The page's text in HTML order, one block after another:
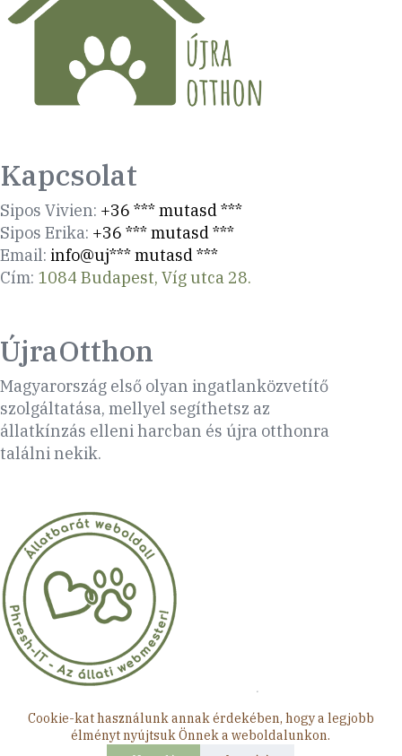
Cookie-kat használunk annak érdekében, hogy a legjobb
élményt nyújtsuk Önnek a weboldalunkon.
Kapcsolat
Sipos Vivien: +36 *** mutasd ***
Sipos Erika: +36 *** mutasd ***
Email: info@uj*** mutasd ***
Cím: 1084 Budapest, Víg utca 28.
ÚjraOtthon
Magyarország első olyan ingatlanközvetítő
szolgáltatása, mellyel segíthetsz az
állatkínzás elleni harcban és újra otthonra
találni nekik.